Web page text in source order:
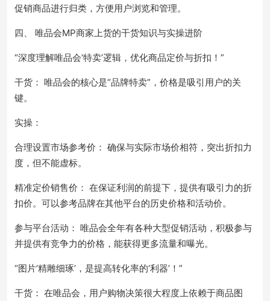
促销商品进行归类，方便用户浏览和管理。
四、 唯品会MP商家上货的干货知识与实操进阶
“深度理解唯品会‘特卖’逻辑，优化商品定价与折扣！”
干货： 唯品会的核心是“品牌特卖”，价格是吸引用户的关
键。
实操：
合理设置市场参考价： 确保与实际市场价相符，突出折扣力
度，但不能虚标。
精准定价销售价： 在保证利润的前提下，提供有吸引力的折
扣价。可以参考品牌在其他平台的历史价格和活动价。
参与平台活动： 唯品会全年有各种大型促销活动，积极参与
并提供有竞争力的价格，能获得更多流量和曝光。
“图片‘精雕细琢’，是提高转化率的‘利器’！”
干货： 在唯品会，用户购物决策很大程度上依赖于商品图